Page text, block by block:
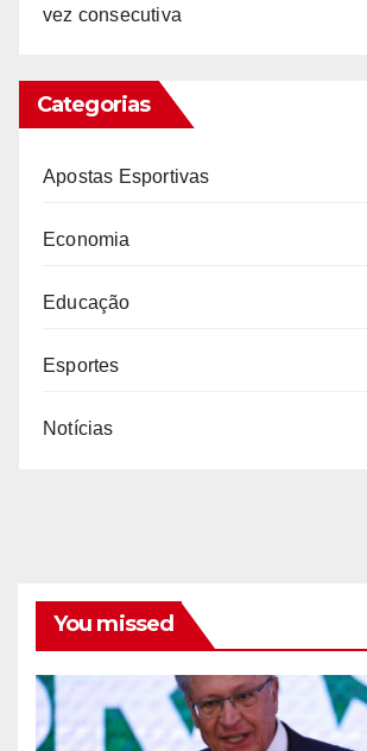
vez consecutiva
Categorias
Apostas Esportivas
Economia
Educação
Esportes
Notícias
You missed